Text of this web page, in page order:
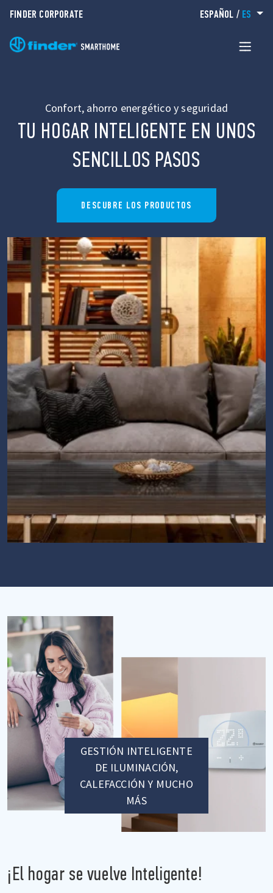
FINDER CORPORATE ESPAÑOL / ES
Confort, ahorro energético y seguridad
TU HOGAR INTELIGENTE EN UNOS
SENCILLOS PASOS
DESCUBRE LOS PRODUCTOS
¡El hogar se vuelve Inteligente!
GESTIÓN INTELIGENTE
DE ILUMINACIÓN,
CALEFACCIÓN Y MUCHO
MÁS